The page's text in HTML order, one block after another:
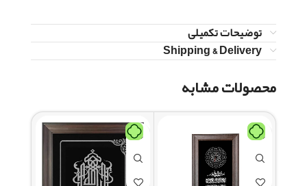
توضیحات تکمیلی
Shipping & Delivery
محصولات مشابه